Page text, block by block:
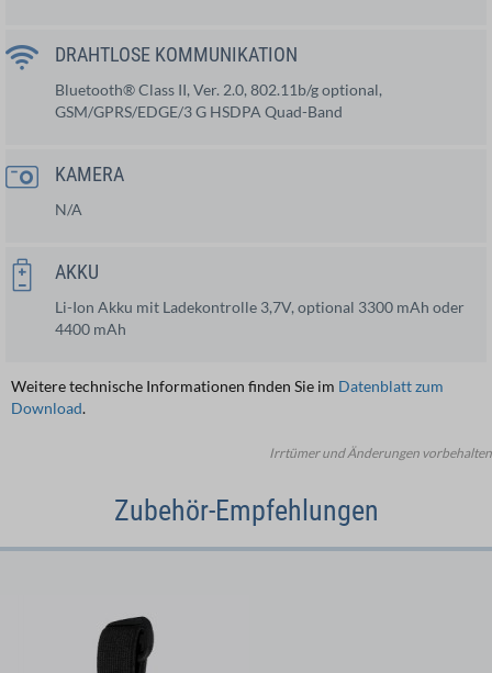
DRAHTLOSE KOMMUNIKATION
Bluetooth® Class II, Ver. 2.0, 802.11b/g optional,
GSM/GPRS/EDGE/3 G HSDPA Quad-Band
KAMERA
N/A
AKKU
Li-Ion Akku mit Ladekontrolle 3,7V, optional 3300 mAh oder
4400 mAh
Weitere technische Informationen finden Sie im Datenblatt zum
Download.
Irrtümer und Änderungen vorbehalten
Zubehör-Empfehlungen